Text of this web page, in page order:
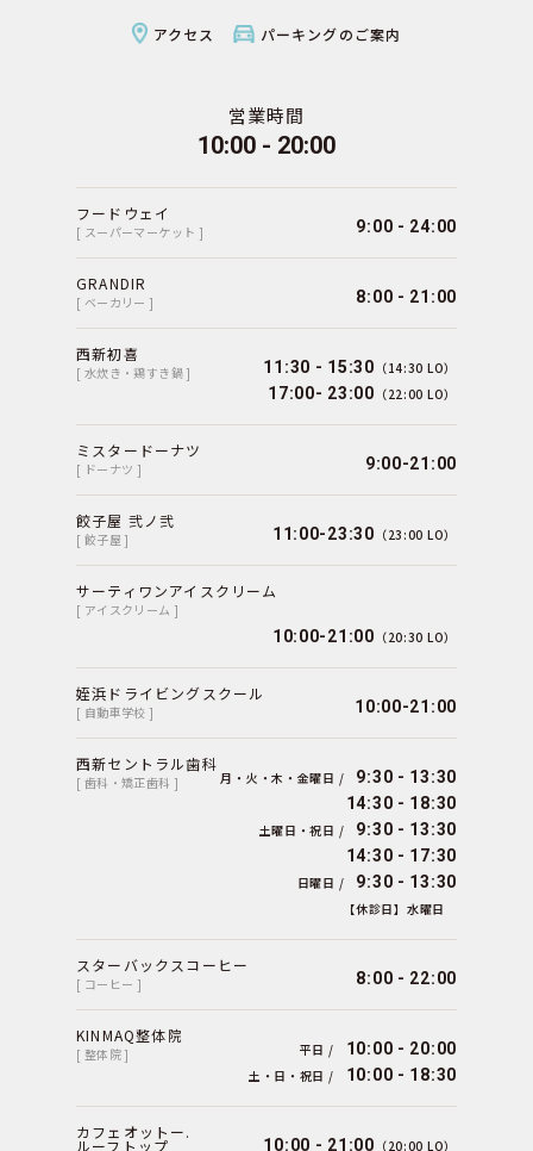
アクセス パーキングのご案内
営業時間
10:00 - 20:00
フードウェイ
[ スーパーマーケット ] 9:00 - 24:00
GRANDIR
[ ベーカリー ] 8:00 - 21:00
西新初喜
[ 水炊き・鶏すき鍋 ] 11:30 - 15:30 （14:30 LO）
17:00- 23:00 （22:00 LO）
ミスタードーナツ
[ ドーナツ ] 9:00-21:00
餃子屋 弐ノ弐
[ 餃子屋 ] 11:00-23:30 （23:00 LO）
サーティワンアイスクリーム
[ アイスクリーム ]
10:00-21:00 （20:30 LO）
姪浜ドライビングスクール
[ 自動車学校 ] 10:00-21:00
西新セントラル歯科
[ 歯科・矯正歯科 ] 月・火・木・金曜日 /
9:30 - 13:30
14:30 - 18:30
土曜日・祝日 /
9:30 - 13:30
14:30 - 17:30
日曜日 / 9:30 - 13:30
【休診日】水曜日
スターバックスコーヒー
[ コーヒー ] 8:00 - 22:00
KINMAQ整体院
[ 整体院 ] 平日 / 10:00 - 20:00
土・日・祝日 / 10:00 - 18:30
カフェオットー.
ルーフトップ 10:00 - 21:00 （20:00 LO）